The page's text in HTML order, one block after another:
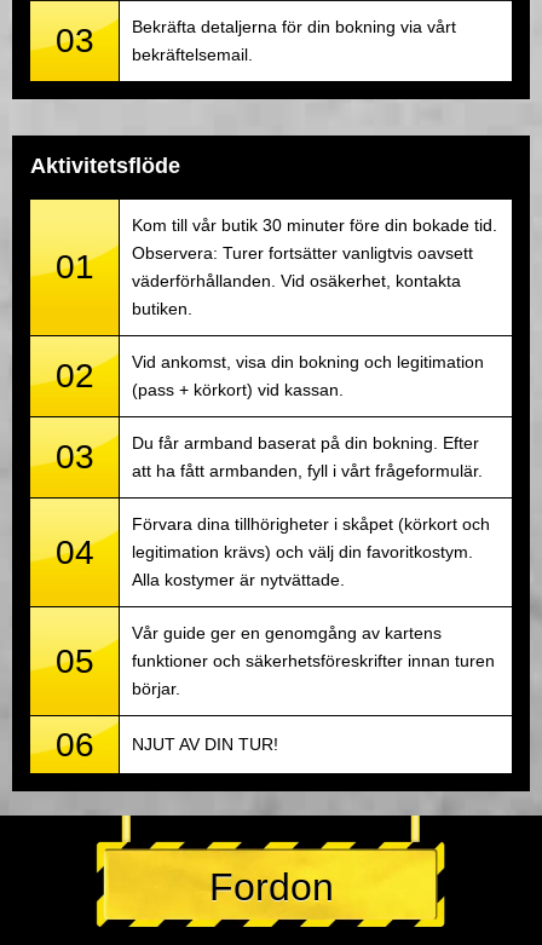
03
Bekräfta detaljerna för din bokning via vårt
bekräftelsemail.
Aktivitetsflöde
01
Kom till vår butik 30 minuter före din bokade tid.
Observera: Turer fortsätter vanligtvis oavsett
väderförhållanden. Vid osäkerhet, kontakta
butiken.
02
Vid ankomst, visa din bokning och legitimation
(pass + körkort) vid kassan.
03
Du får armband baserat på din bokning. Efter
att ha fått armbanden, fyll i vårt frågeformulär.
04
Förvara dina tillhörigheter i skåpet (körkort och
legitimation krävs) och välj din favoritkostym.
Alla kostymer är nytvättade.
05
Vår guide ger en genomgång av kartens
funktioner och säkerhetsföreskrifter innan turen
börjar.
06 NJUT AV DIN TUR!
Fordon